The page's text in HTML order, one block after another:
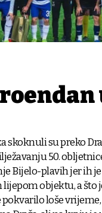
skoknuli su preko
50.
Bijelo-plavih jer ih
lijepom objektu, a što
loše